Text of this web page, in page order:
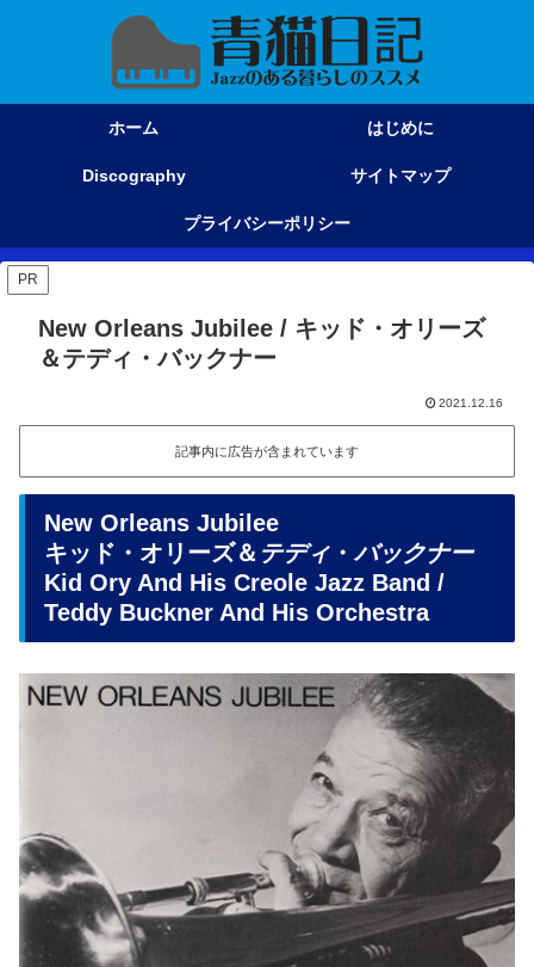
ホーム はじめに
Discography サイトマップ
プライバシーポリシー
PR
New Orleans Jubilee / キッド・オリーズ
＆テディ・バックナー
2021.12.16
記事内に広告が含まれています
New Orleans Jubilee
キッド・オリーズ＆ テディ ・ バックナー
Kid Ory And His Creole Jazz Band /
Teddy Buckner And His Orchestra